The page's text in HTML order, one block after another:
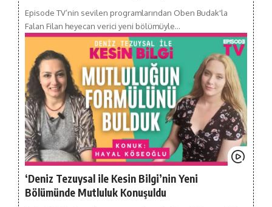
Episode TV’nin sevilen programlarından Oben Budak'la
Falan Filan heyecan verici yeni bölümüyle…
‘Deniz Tezuysal ile Kesin Bilgi’nin Yeni
Bölümünde Mutluluk Konuşuldu